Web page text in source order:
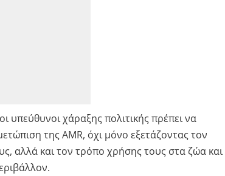
υπεύθυνοι χάραξης πολιτικής πρέπει να
της AMR, όχι μόνο εξετάζοντας τον
αλλά και τον τρόπο χρήσης τους στα ζώα και